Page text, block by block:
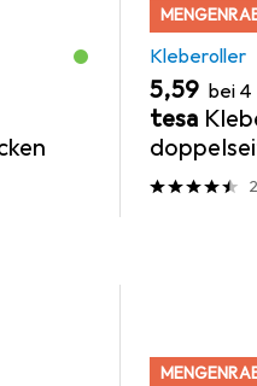
Kleberoller
EUR
5,59 bei 4
tesa
schnellen